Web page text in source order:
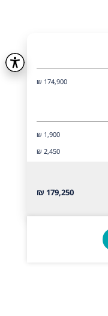
174,900 ₪
₪ 1,900
₪ 2,450
179,250 ₪